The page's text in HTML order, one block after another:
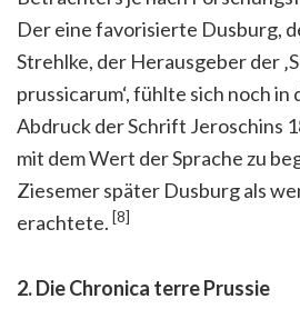
Der eine favorisierte Dusburg,
Strehlke, der Herausgeber der
prussicarum‘, fühlte sich noch
Abdruck der Schrift Jeroschins
mit dem Wert der Sprache zu
Ziesemer später Dusburg als
erachtete. [8]
2. Die Chronica terre Prussie